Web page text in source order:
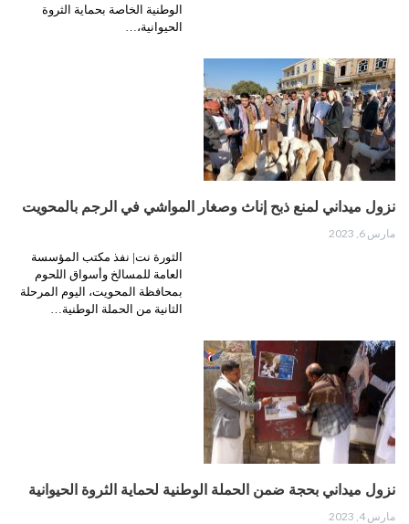
الوطنية الخاصة بحماية الثروة
الحيوانية،…
نزول ميداني لمنع ذبح إناث وصغار المواشي في الرجم بالمحويت
مارس 6, 2023
الثورة نت| نفذ مكتب المؤسسة
العامة للمسالخ وأسواق اللحوم
بمحافظة المحويت، اليوم المرحلة
الثانية من الحملة الوطنية…
نزول ميداني بحجة ضمن الحملة الوطنية لحماية الثروة الحيوانية
مارس 4, 2023